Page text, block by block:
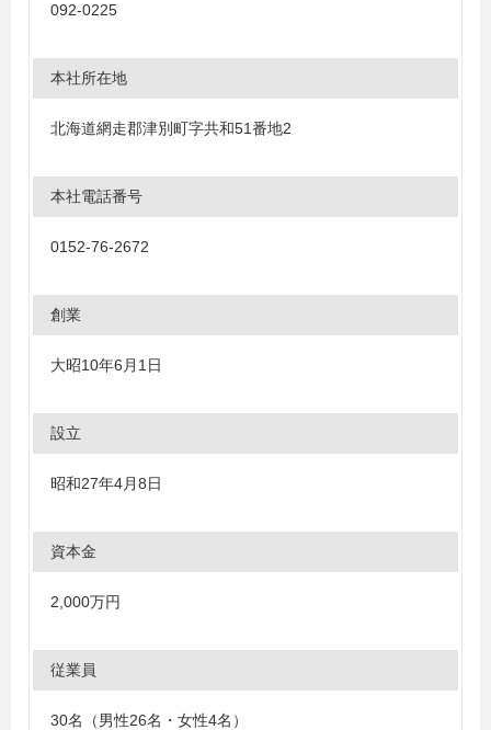
092-0225
本社所在地
北海道網走郡津別町字共和51番地2
本社電話番号
0152-76-2672
創業
大昭10年6月1日
設立
昭和27年4月8日
資本金
2,000万円
従業員
30名（男性26名・女性4名）